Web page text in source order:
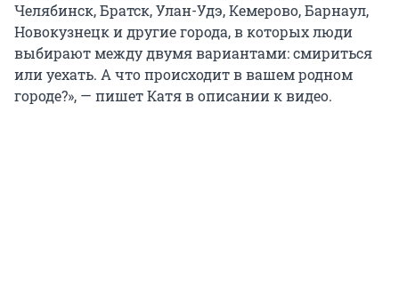
Челябинск, Братск, Улан-Удэ, Кемерово, Барнаул,
Новокузнецк и другие города, в которых люди
выбирают между двумя вариантами: смириться
или уехать. А что происходит в вашем родном
городе?», — пишет Катя в описании к видео.